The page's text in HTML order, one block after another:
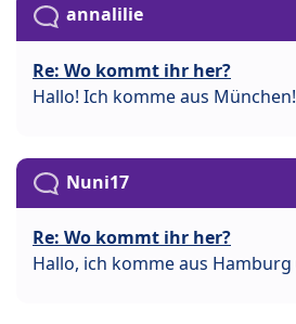
annalilie
Re: Wo kommt ihr her?
Hallo! Ich komme aus München!
Nuni17
Re: Wo kommt ihr her?
Hallo, ich komme aus Hamburg